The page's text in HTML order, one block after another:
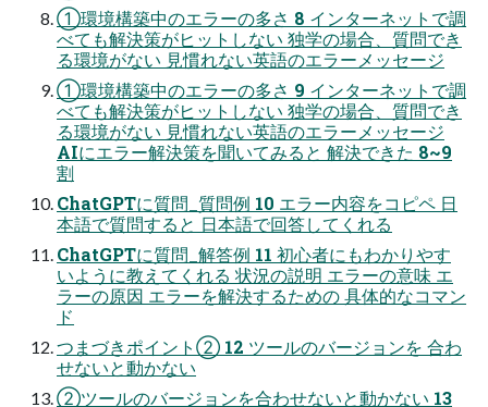
①環境構築中のエラーの多さ 8 インターネットで調
べても解決策がヒットしない 独学の場合、質問でき
る環境がない 見慣れない英語のエラーメッセージ
①環境構築中のエラーの多さ 9 インターネットで調
べても解決策がヒットしない 独学の場合、質問でき
る環境がない 見慣れない英語のエラーメッセージ
AIにエラー解決策を聞いてみると 解決できた 8~9
割
ChatGPTに質問_質問例 10 エラー内容をコピペ 日
本語で質問すると 日本語で回答してくれる
ChatGPTに質問_解答例 11 初心者にもわかりやす
いように教えてくれる 状況の説明 エラーの意味 エ
ラーの原因 エラーを解決するための 具体的なコマン
ド
つまづきポイント② 12 ツールのバージョンを 合わ
せないと動かない
②ツールのバージョンを合わせないと動かない 13